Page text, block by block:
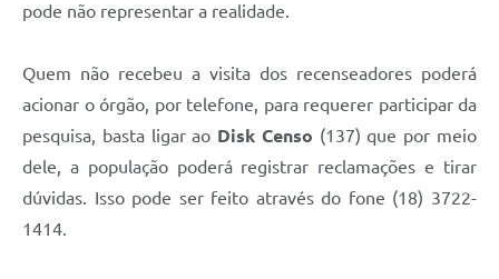
pode não representar a realidade.
Quem não recebeu a visita dos recenseadores poderá
acionar o órgão, por telefone, para requerer participar da
pesquisa, basta ligar ao Disk Censo (137) que por meio
dele, a população poderá registrar reclamações e tirar
dúvidas. Isso pode ser feito através do fone (18) 3722-
1414.